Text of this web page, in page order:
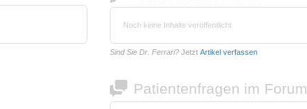
Noch keine Inhalte veröffentlicht
Sind Sie Dr. Ferrari? Jetzt Artikel verfassen
Patientenfragen im Forum